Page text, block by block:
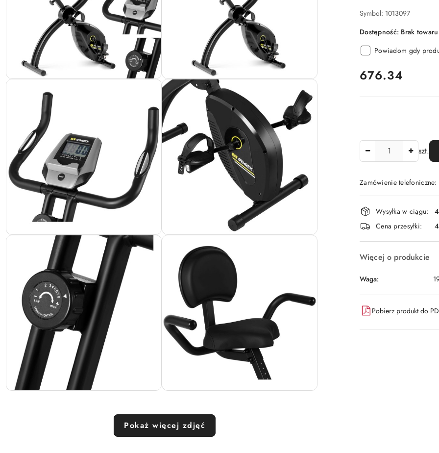
Pokaż więcej zdjęć
Symbol: 1013097
Dostępność: Brak towaru
Powiadom gdy
cena:
676.34
szt.
Zamówienie
Dostępność
i
dostawa
Wysyłka w ciągu:
Cena przesyłki:
Więcej o produkcie
Waga:
Pobierz produkt do